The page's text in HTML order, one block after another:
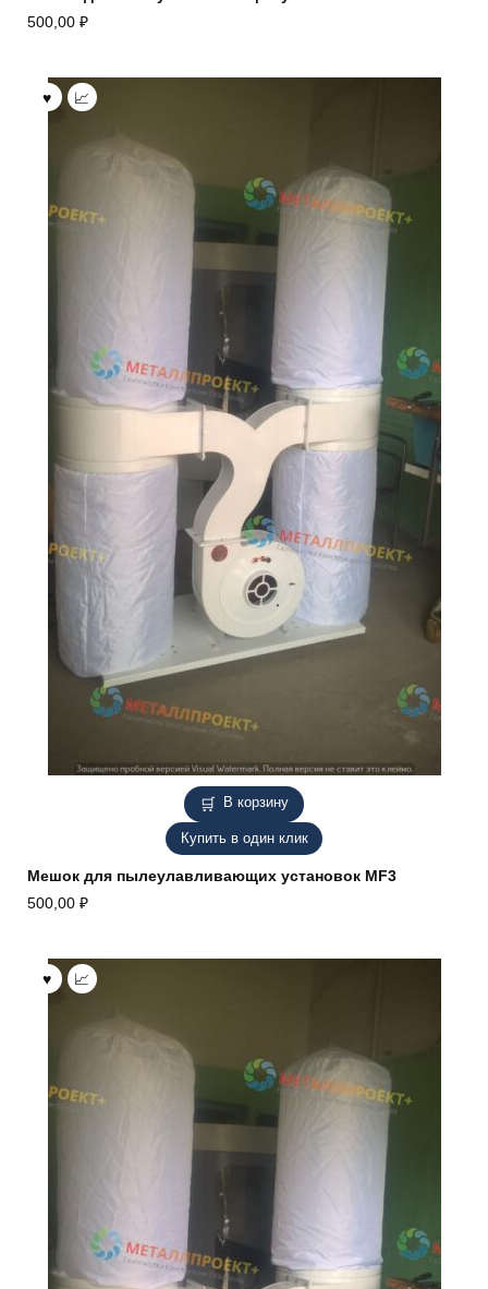
500,00 ₽
В корзину
Купить в один клик
Мешок для пылеулавливающих установок MF3
500,00 ₽